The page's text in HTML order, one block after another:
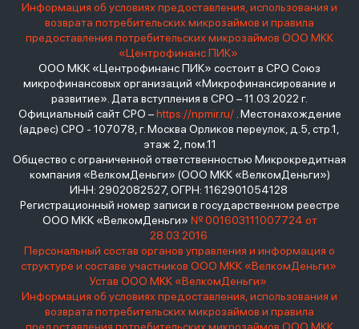
Информация об условиях предоставления, использования и
возврата потребительских микрозаймов и правила
предоставления потребительских микрозаймов ООО МКК
«Центрофинанс ПИК»
ООО МКК «Центрофинанс ПИК» состоит в СРО Союз
микрофинансовых организаций «Микрофинансирование и
развитие». Дата вступления в СРО – 11.03.2022 г.
Официальный сайт СРО –https://npmir.ru/. Местонахождение
(адрес) СРО - 107078, г. Москва Орликов переулок, д.5, стр.1,
этаж 2, пом.11
Общество с ограниченной ответственностью Микрокредитная
компания «ВелкомДеньги» (ООО МКК «ВелкомДеньги»)
ИНН: 2902082527, ОГРН: 1162901054128
Регистрационный номер записи в государственном реестре
ООО МКК «ВелкомДеньги» № 001603111007724 от
28.03.2016
Персональный состав органов управления и информация о
структуре и составе участников ООО МКК «ВелкомДеньги»
Устав ООО МКК «ВелкомДеньги»
Информация об условиях предоставления, использования и
возврата потребительских микрозаймов и правила